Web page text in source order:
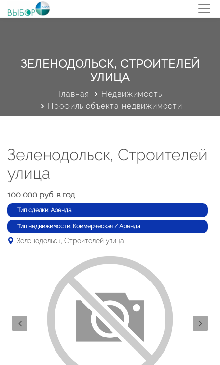
ЗЕЛЕНОДОЛЬСК, СТРОИТЕЛЕЙ
УЛИЦА
Главная
Недвижимость
Профиль объекта недвижимости
Зеленодольск, Строителей
улица
100 000 руб. в год
Тип сделки: Аренда
Тип недвижимости: Коммерческая / Аренда
Зеленодольск, Строителей улица